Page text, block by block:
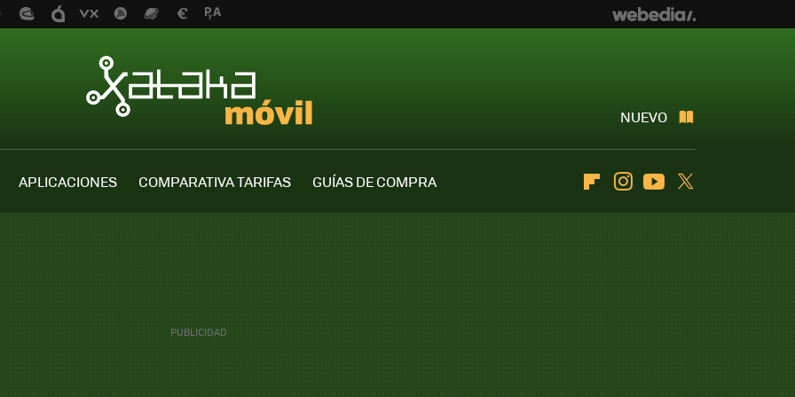
NUEVO
APLICACIONES COMPARATIVA TARIFAS GUÍAS DE COMPRA FlipboardInstagramYoutube